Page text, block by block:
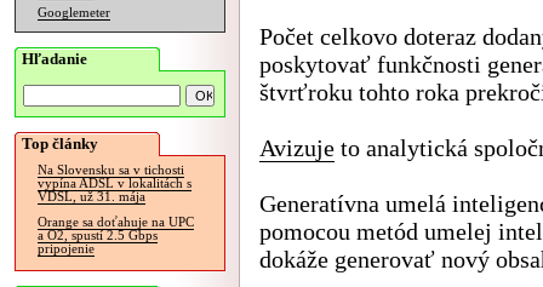
Googlemeter
Hľadanie
Top články
Na Slovensku sa v tichosti
vypína ADSL v lokalitách s
VDSL, už 31. mája
Orange sa doťahuje na UPC
a O2, spustí 2.5 Gbps
pripojenie
Počet celkovo doteraz
poskytovať funkčnosti
štvrťroku tohto roka
Avizuje to analytická
Generatívna umelá
pomocou metód umelej
dokáže generovať nový